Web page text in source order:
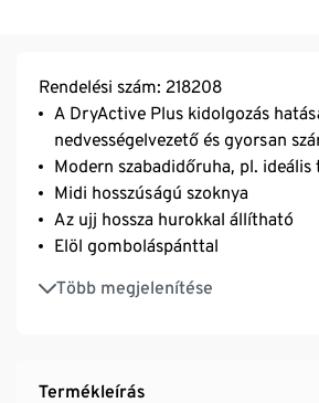
Rendelési szám: 218208
A DryActive Plus kidolgozás
nedvességelvezető és gyorsan
Modern szabadidőruha, pl. ideális
Midi hosszúságú szoknya
Az ujj hossza hurokkal állítható
Elöl gomboláspánttal
Több megjelenítése
Bősége állítható
Lekerekített alsó szegély és
Termékleírás